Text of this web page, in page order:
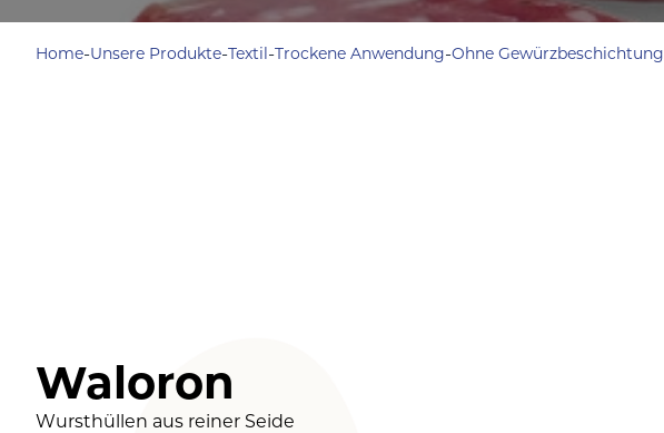
Home-Unsere Produkte-Textil-Trockene Anwendung-Ohne Gewürzbeschichtung
Waloron
Wursthüllen aus reiner Seide